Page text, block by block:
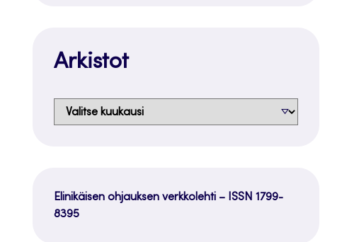
Arkistot
Arkistot
Elinikäisen ohjauksen verkkolehti – ISSN 1799-
8395